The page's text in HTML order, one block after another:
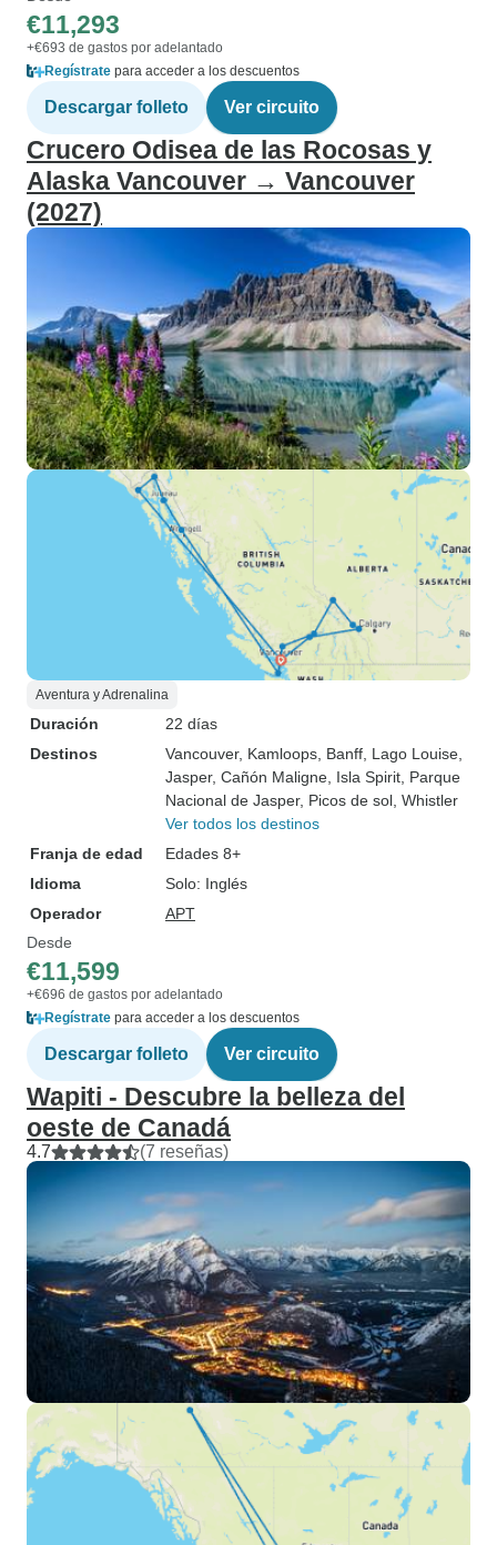
€11,293
+€693 de gastos por adelantado
Regístrate para acceder a los descuentos
Descargar folleto Ver circuito
Crucero Odisea de las Rocosas y
Alaska Vancouver → Vancouver
(2027)
Aventura y Adrenalina
Duración
22 días
Destinos
Vancouver, Kamloops , Banff , Lago Louise
Jasper, Cañón Maligne , Isla Spirit , Parque
Nacional de Jasper, Picos de sol , Whistler
Ver todos los destinos
Franja de edad
Edades 8+
Idioma
Solo: Inglés
Operador
APT
Desde
€11,599
+€696 de gastos por adelantado
Regístrate para acceder a los descuentos
Descargar folleto Ver circuito
Wapiti - Descubre la belleza del
oeste de Canadá
4.7 (7 reseñas)